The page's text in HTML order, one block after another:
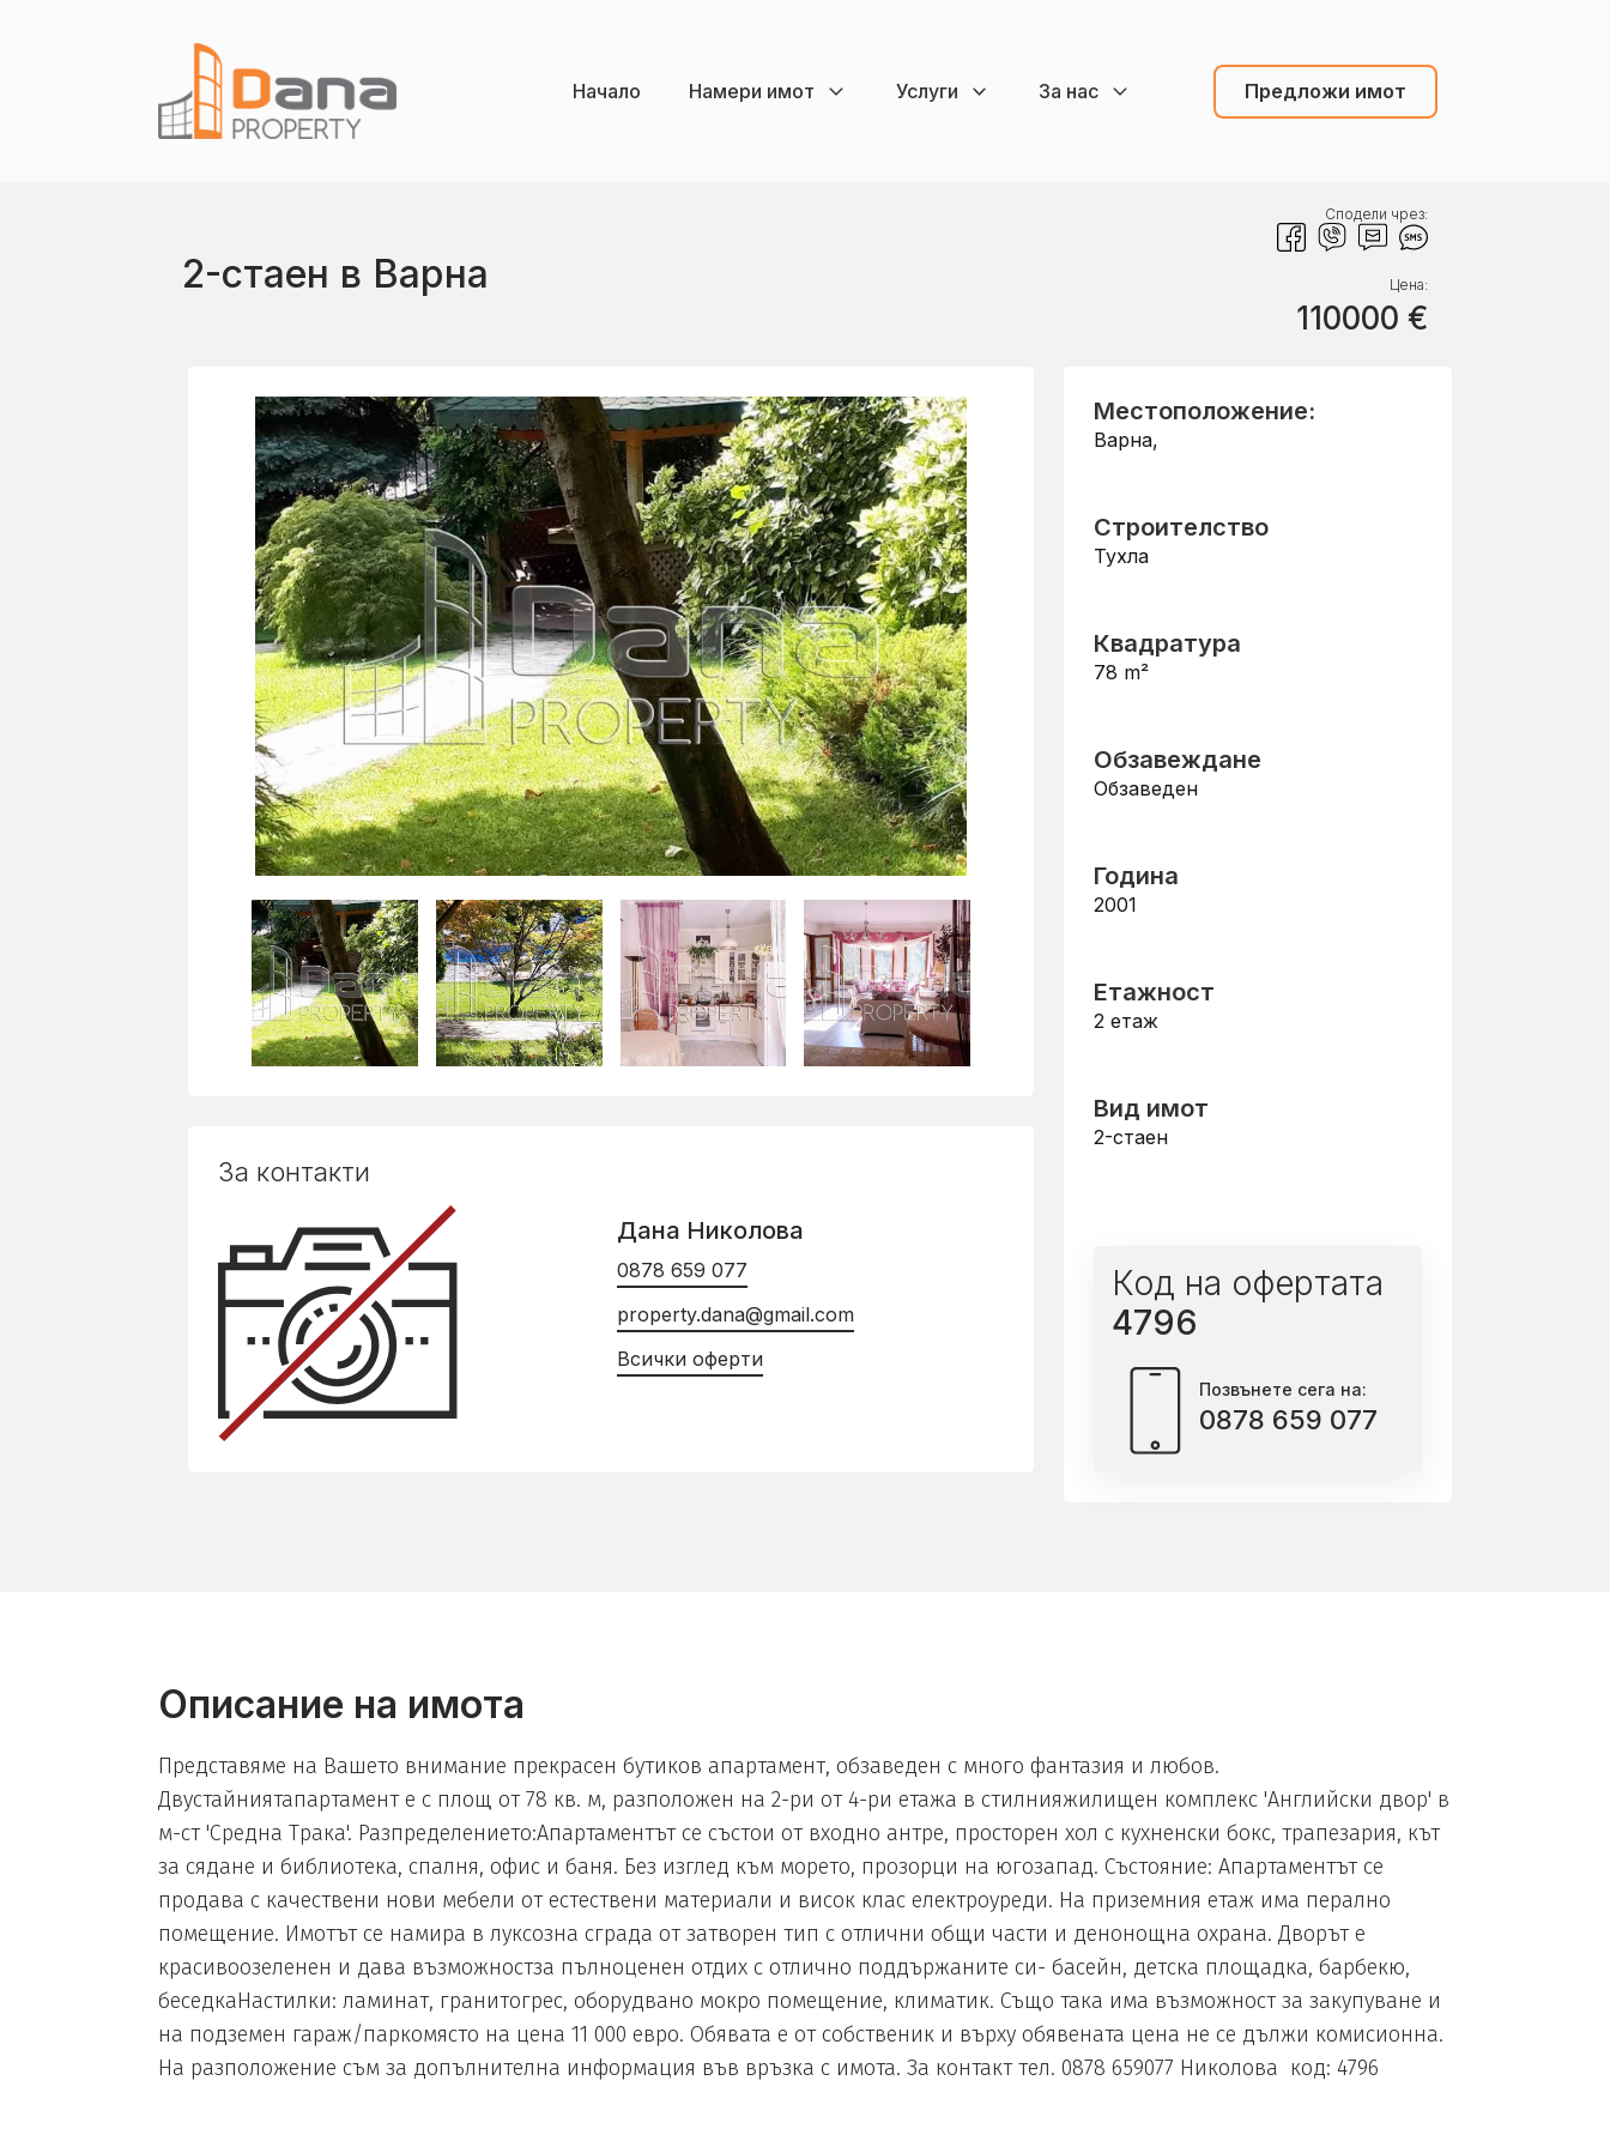
Начало Намери имот Услуги За нас Предложи имот
2-стаен в Варна
Сподели чрез:
Цена:
110000 €
За контакти
Дана Николова
0878 659 077
property.dana@gmail.com
Всички оферти
Местоположение:
Варна,
Строителство
Тухла
Квадратура
78 m²
Обзавеждане
Обзаведен
Година
2001
Етажност
2 етаж
Вид имот
2-стаен
Код на офертата
4796
Позвънете сега на:
0878 659 077
Описание на имота
Представяме на Вашето внимание прекрасен бутиков апартамент, обзаведен с много фантазия и любов.
Двустайниятапартамент е с площ от 78 кв. м, разположен на 2-ри от 4-ри етажа в стилнияжилищен комплекс 'Английски двор' в
м-ст 'Средна Трака'. Разпределението:Апартаментът се състои от входно антре, просторен хол с кухненски бокс, трапезария, кът
за сядане и библиотека, спалня, офис и баня. Без изглед към морето, прозорци на югозапад. Състояние: Апартаментът се
продава с качествени нови мебели от естествени материали и висок клас електроуреди. На приземния етаж има перално
помещение. Имотът се намира в луксозна сграда от затворен тип с отлични общи части и денонощна охрана. Дворът е
красивоозеленен и дава възможностза пълноценен отдих с отлично поддържаните си- басейн, детска площадка, барбекю,
беседкаНастилки: ламинат, гранитогрес, оборудвано мокро помещение, климатик. Също така има възможност за закупуване и
на подземен гараж/паркомясто на цена 11 000 евро. Обявата е от собственик и върху обявената цена не се дължи комисионна.
На разположение съм за допълнителна информация във връзка с имота. За контакт тел. 0878 659077 Николова код: 4796